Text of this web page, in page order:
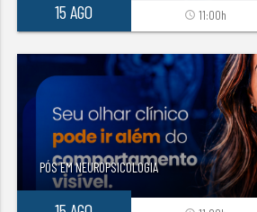
15 AGO access_time 11:00h
PÓS EM NEUROPSICOLOGIA